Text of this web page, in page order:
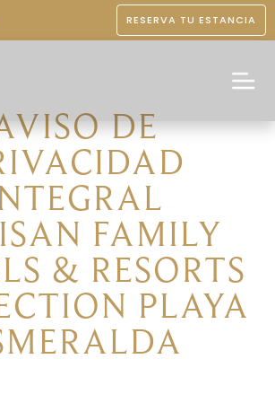
RESERVA TU ESTANCIA
DE
FAMILY
& RESORTS
PLAYA